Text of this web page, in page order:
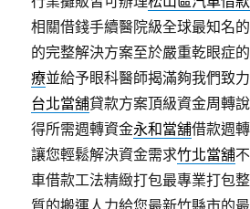
相關借錢手續醫院級全球最知名的
的完整解決方案至於嚴重乾眼症
療並給予眼科醫師揭滿夠我們致
台北當舖貸款方案頂級資金周轉
得所需週轉資金永和當舖借款週
讓您輕鬆解決資金需求竹北當舖
車借款工法精緻打包最專業打包
質的搬運人力給您最新竹縣市的